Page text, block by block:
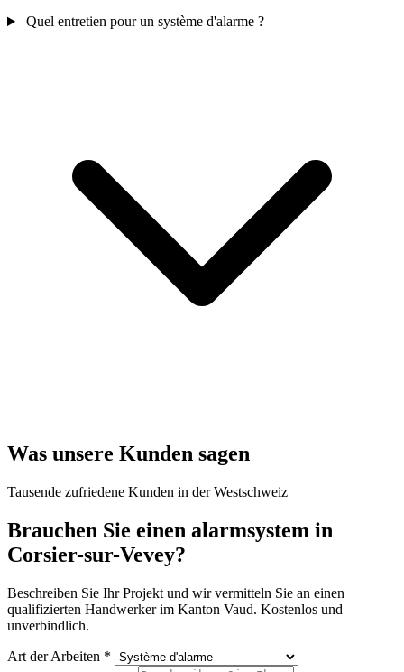
Quel entretien pour un système d'alarme ?
Was unsere Kunden sagen
Tausende zufriedene Kunden in der Westschweiz
Brauchen Sie einen alarmsystem in
Corsier-sur-Vevey?
Beschreiben Sie Ihr Projekt und wir vermitteln Sie an einen
qualifizierten Handwerker im Kanton Vaud. Kostenlos und
unverbindlich.
Art der Arbeiten *